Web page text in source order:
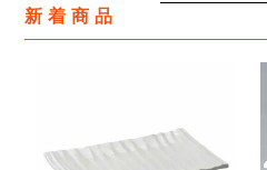
新着商品